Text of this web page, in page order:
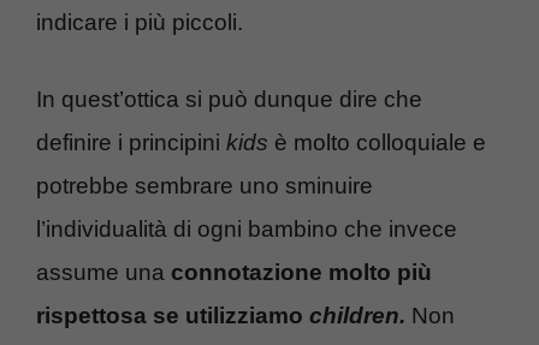
indicare i più piccoli.
In quest’ottica si può dunque dire che
definire i principini kids è molto colloquiale e
potrebbe sembrare uno sminuire
l’individualità di ogni bambino che invece
assume una connotazione molto più
rispettosa se utilizziamo children. Non